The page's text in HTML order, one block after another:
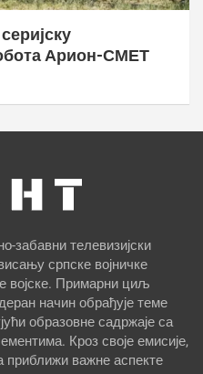
Арион-СМЕТ
забавни телевизијски
српске војничке
војске. Примарни циљ
начин обрађује теме
образовне садржаје са
Кроз своје емисије,
важне аспекте